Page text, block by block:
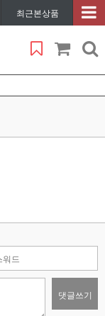
최근본상품
댓글쓰기